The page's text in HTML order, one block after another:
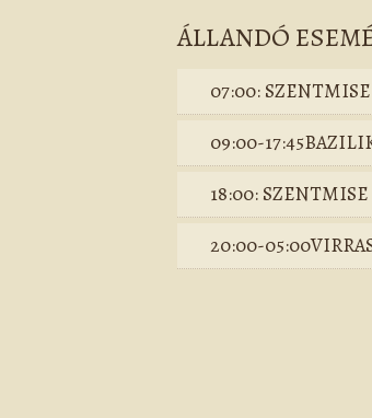
ÁLLANDÓ
07:00:
09:00-
18:00:
20:00-